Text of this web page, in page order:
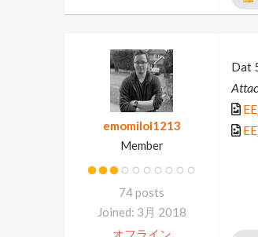
emomilol1213
Member
74 posts
Joined: 3月 2018
オフライン
Dat